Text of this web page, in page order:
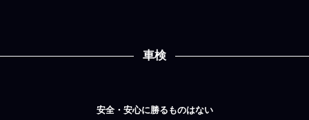
車検
安全・安心に勝るものはない